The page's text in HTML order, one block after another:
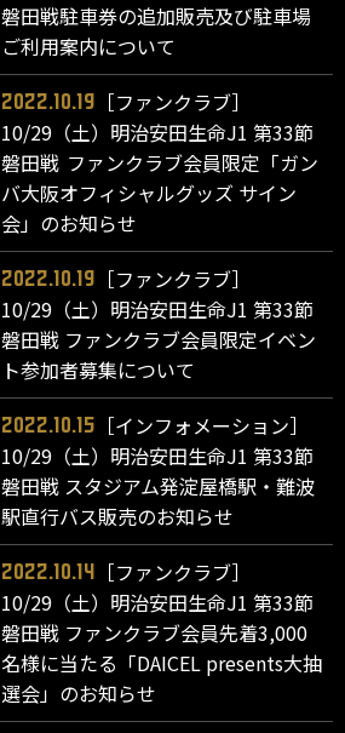
磐田戦駐車券の追加販売及び駐車場
ご利用案内について
2022.10.19
［ファンクラブ］
10/29（土）明治安田生命J1 第33節
磐田戦 ファンクラブ会員限定「ガン
バ大阪オフィシャルグッズ サイン
会」のお知らせ
2022.10.19
［ファンクラブ］
10/29（土）明治安田生命J1 第33節
磐田戦 ファンクラブ会員限定イベン
ト参加者募集について
2022.10.15
［インフォメーション］
10/29（土）明治安田生命J1 第33節
磐田戦 スタジアム発淀屋橋駅・難波
駅直行バス販売のお知らせ
2022.10.14
［ファンクラブ］
10/29（土）明治安田生命J1 第33節
磐田戦 ファンクラブ会員先着3,000
名様に当たる「DAICEL presents大抽
選会」のお知らせ